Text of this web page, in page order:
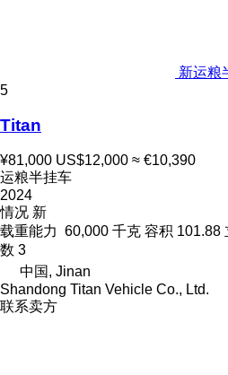
新运粮
5
Titan
¥81,000 US$12,000 ≈ €10,390
运粮半挂车
2024
情况 新
载重能力 60,000 千克 容积 101.88
数 3
中国, Jinan
Shandong Titan Vehicle Co., Ltd.
联系卖方